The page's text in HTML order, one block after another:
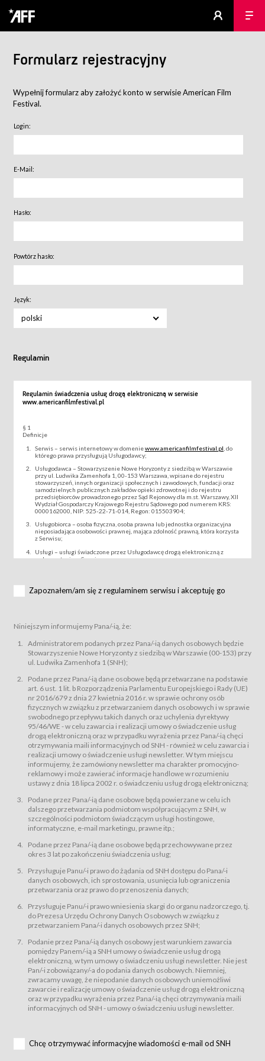
Formularz rejestracyjny
Wypełnij formularz aby założyć konto w serwisie American Film
Festival.
Login:
E-Mail:
Hasło:
Powtórz hasło:
Język:
polski
Regulamin
Regulamin świadczenia usług drogą elektroniczną w serwisie
www.americanfilmfestival.pl
§ 1
Definicje
Serwis – serwis internetowy w domeniewww.americanfilmfestival.pl , do
którego prawa przysługują Usługodawcy;
Usługodawca – Stowarzyszenie Nowe Horyzonty z siedzibą w Warszawie
przy ul. Ludwika Zamenhofa 1, 00-153 Warszawa, wpisane do rejestru
stowarzyszeń, innych organizacji społecznych i zawodowych, fundacji oraz
samodzielnych publicznych zakładów opieki zdrowotnej i do rejestru
przedsiębiorców prowadzonego przez Sąd Rejonowy dla m.st. Warszawy, XII
Wydział Gospodarczy Krajowego Rejestru Sądowego pod numerem KRS:
0000162000, NIP: 525-22-71-014, Regon: 015503904;
Usługobiorca – osoba fizyczna, osoba prawna lub jednostka organizacyjna
nieposiadająca osobowości prawnej, mająca zdolność prawną, która korzysta
z Serwisu;
Usługi – usługi świadczone przez Usługodawcę drogą elektroniczną z
wykorzystaniem Serwisu;
za pośrednictwem Serwisu;
podmiotom z branży mediów i filmowej (Akredytacje);
Bilety – wybrane dokumenty potwierdzające zawarcie umowy z
Usługodawcą i uprawniające do wzięcia udziału w Wydarzeniu,
przewidziane przez Usługodawcę dla danego Wydarzenia, tj. uprawniające
do uczestnictwa w wielu albo w pojedynczych seansach filmowych,
Sklep – sklep internetowy prowadzony przez Usługodawcę w Serwisie;
Regulamin – niniejszy regulamin.
§ 2
Postanowienia ogólne
Regulamin określa zasady:
świadczenia Usługobiorcom Usług przez Usługodawcę, z
zastrzeżeniem usług, o których mowa w ust. 2 pkt. 4 i 5 poniżej, których
zasady świadczenia precyzują odrębne regulaminy,
przetwarzania przez Usługodawcę danych osobowych Usługobiorców
będących osobami fizycznymi.
świadczy Usługi drogą elektroniczną w rozumieniu ustawy z dnia 18 lipca
2002 r. o świadczeniu usług drogą elektroniczną (Dz.U. z 2002 r., Nr 144, poz.
1204, z późń. zm.). Usługi świadczone są nieodpłatnie.
usługę przeglądania i odczytywania przez Usługobiorców materiałów
zamieszczanych w Serwisie,
usługę utrzymywania konta użytkownika w Serwisie,
usługę newsletter,
usługę zawierania na odległość umów nabycia Karnetów i Biletów,
usługę zawierania na odległość umów sprzedaży w Sklepie.
dnia 18 lipca 2002 r. o świadczeniu usług drogą elektroniczną (Dz.U. z 2002
r., Nr 144, poz. 1204, z późń. zm.). Usługi świadczone są nieodpłatnie.
Na zasadach określonych w Regulaminie dostęp do Serwisu jest otwarty dla
Usługobiorca przed rozpoczęciem korzystania z Serwisu jest zobowiązany
zapoznać się z Regulaminem. Założenie konta w Serwisie oraz zamówienie
usługi newsletter za pośrednictwem przeznaczonego do tego formularza
zamieszczonego na stronach Serwisu dostępnych dla wszystkich
Usługobiorców wymaga akceptacji postanowień Regulaminu.
Usługobiorca zobowiązany jest do przestrzegania postanowień Regulaminu
od chwili rozpoczęcia korzystania z Serwisu.
Regulamin jest udostępniony Usługobiorcom nieodpłatnie za
Warunki techniczne korzystania z Usług
Zapoznałem/am się z regulaminem serwisu i akceptuję go
Niniejszym informujemy Pana/-ią, że:
Administratorem podanych przez Pana/-ią danych osobowych będzie
Stowarzyszenie Nowe Horyzonty z siedzibą w Warszawie (00-153) przy
ul. Ludwika Zamenhofa 1 (SNH);
Podane przez Pana/-ią dane osobowe będą przetwarzane na podstawie
art. 6 ust. 1 lit. b Rozporządzenia Parlamentu Europejskiego i Rady (UE)
nr 2016/679 z dnia 27 kwietnia 2016 r. w sprawie ochrony osób
fizycznych w związku z przetwarzaniem danych osobowych i w sprawie
swobodnego przepływu takich danych oraz uchylenia dyrektywy
95/46/WE - w celu zawarcia i realizacji umowy o świadczenie usług
drogą elektroniczną oraz w przypadku wyrażenia przez Pana/-ią chęci
otrzymywania maili informacyjnych od SNH - również w celu zawarcia i
realizacji umowy o świadczenie usługi newsletter. W tym miejscu
informujemy, że zamówiony newsletter ma charakter promocyjno-
reklamowy i może zawierać informacje handlowe w rozumieniu
ustawy z dnia 18 lipca 2002 r. o świadczeniu usług drogą elektroniczną;
Podane przez Pana/-ią dane osobowe będą powierzane w celu ich
dalszego przetwarzania podmiotom współpracującym z SNH, w
szczególności podmiotom świadczącym usługi hostingowe,
informatyczne, e-mail marketingu, prawne itp.;
Podane przez Pana/-ią dane osobowe będą przechowywane przez
okres 3 lat po zakończeniu świadczenia usług;
Przysługuje Panu/-i prawo do żądania od SNH dostępu do Pana/-i
danych osobowych, ich sprostowania, usunięcia lub ograniczenia
przetwarzania oraz prawo do przenoszenia danych;
Przysługuje Panu/-i prawo wniesienia skargi do organu nadzorczego, tj.
do Prezesa Urzędu Ochrony Danych Osobowych w związku z
przetwarzaniem Pana/-i danych osobowych przez SNH;
Podanie przez Pana/-ią danych osobowy jest warunkiem zawarcia
pomiędzy Panem/-ią a SNH umowy o świadczenie usług drogą
elektroniczną, w tym umowy o świadczeniu usługi newsletter. Nie jest
Pan/-i zobowiązany/-a do podania danych osobowych. Niemniej,
zwracamy uwagę, że niepodanie danych osobowych uniemożliwi
zawarcie i realizację umowy o świadczenie usług drogą elektroniczną
oraz w przypadku wyrażenia przez Pana/-ią chęci otrzymywania maili
informacyjnych od SNH - umowy o świadczeniu usługi newsletter.
Chcę otrzymywać informacyjne wiadomości e-mail od SNH